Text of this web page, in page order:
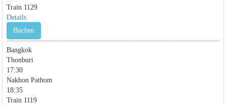
Train 1129
Details
Buchen
Bangkok
Thonburi
17:30
Nakhon Pathom
18:35
Train 1119